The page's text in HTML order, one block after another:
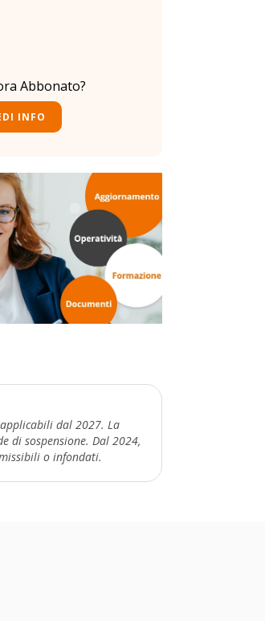
Abbonato?
INFO
dal 2027. La
di sospensione. Dal 2024,
o infondati.